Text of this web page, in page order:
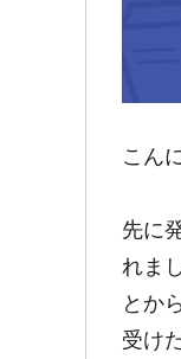
こん
先に
れま
とか
受け